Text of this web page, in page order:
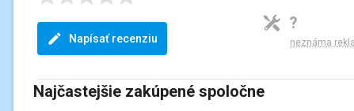
Napísať recenziu
?
neznáma
Najčastejšie zakúpené spoločne